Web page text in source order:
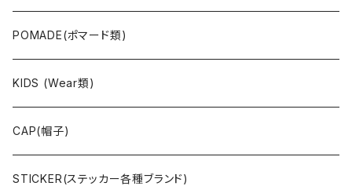
Deck(スケートデッキ)
CAP/HAT(キャップ類)
OTHERS(ドックタウン小物)
POMADE(ポマード類)
KIDS (Wear類)
CAP(帽子)
STICKER(ステッカー各種ブランド)